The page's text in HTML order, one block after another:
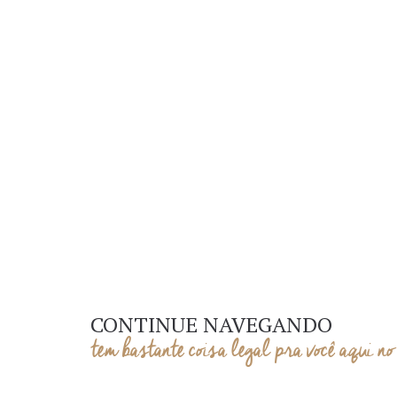
CONTINUE NAVEGANDO
tem bastante coisa legal pra você aqui